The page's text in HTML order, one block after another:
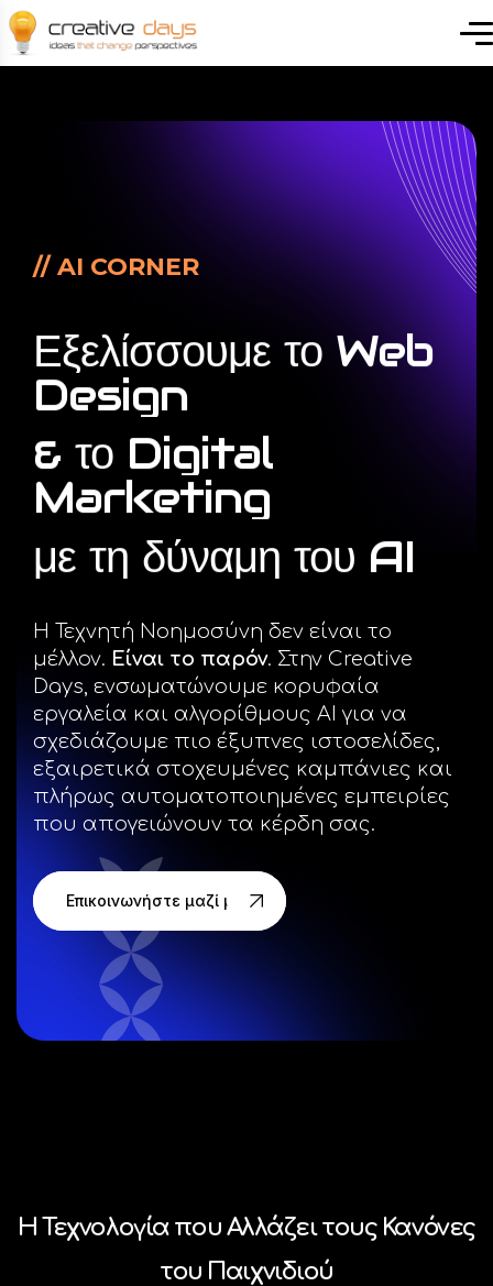
// AI CORNER
Εξελίσσουμε το Web
Design
& το Digital
Marketing
με τη δύναμη του AI
Η Τεχνητή Νοημοσύνη δεν είναι το
μέλλον. Είναι το παρόν. Στην Creative
Days, ενσωματώνουμε κορυφαία
εργαλεία και αλγορίθμους AI για να
σχεδιάζουμε πιο έξυπνες ιστοσελίδες,
εξαιρετικά στοχευμένες καμπάνιες και
πλήρως αυτοματοποιημένες εμπειρίες
που απογειώνουν τα κέρδη σας.
Επικοινωνήστε μαζί μας
Η Τεχνολογία που Αλλάζει τους Κανόνες
του Παιχνιδιού
Facebook
Instagram
LinkedIn
info@creativedays.gr
Ι.ΤΣΑΛΟΥΧΊΔΗ 16-20, ΘΕΣΣΑΛΟΝΊΚΗ 54248